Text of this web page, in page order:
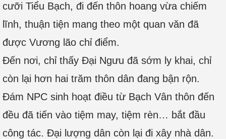
cưỡi Tiểu Bạch, đi đến thôn hoang vừa chiếm
lĩnh, thuận tiện mang theo một quan văn đã
được Vương lão chỉ điểm.
Đến nơi, chỉ thấy Đại Ngưu đã sớm ly khai, chỉ
còn lại hơn hai trăm thôn dân đang bận rộn.
Đám NPC sinh hoạt điều từ Bạch Vân thôn đến
đều đã tiến vào tiệm may, tiệm rèn… bắt đầu
công tác. Đại lượng dân còn lại đi xây nhà dân.